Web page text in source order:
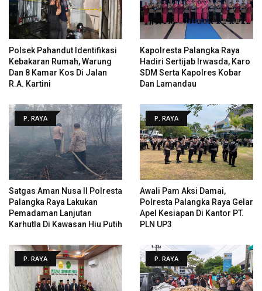
Polsek Pahandut Identifikasi
Kebakaran Rumah, Warung
Dan 8 Kamar Kos Di Jalan
R.A. Kartini
Kapolresta Palangka Raya
Hadiri Sertijab Irwasda, Karo
SDM Serta Kapolres Kobar
Dan Lamandau
P. RAYA
Satgas Aman Nusa II Polresta
Palangka Raya Lakukan
Pemadaman Lanjutan
Karhutla Di Kawasan Hiu Putih
P. RAYA
Awali Pam Aksi Damai,
Polresta Palangka Raya Gelar
Apel Kesiapan Di Kantor PT.
PLN UP3
P. RAYA P. RAYA